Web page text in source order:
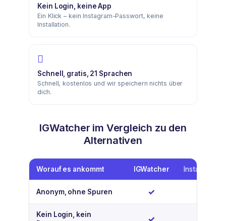
Kein Login, keine App
Ein Klick – kein Instagram-Passwort, keine
Installation.
Schnell, gratis, 21 Sprachen
Schnell, kostenlos und wir speichern nichts über
dich.
IGWatcher im Vergleich zu den
Alternativen
Worauf es ankommt IGWatcher Instagram-
Anonym, ohne Spuren ✓
Kein Login, kein